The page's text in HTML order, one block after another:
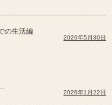
の生活編
2026年5月30日
2026年1月22日